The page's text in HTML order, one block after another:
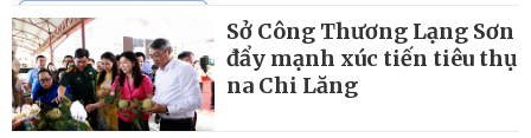
Sở Công Thương Lạng Sơn
đẩy mạnh xúc tiến tiêu thụ
na Chi Lăng